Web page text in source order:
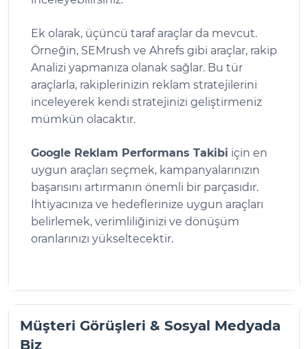
Ek olarak, üçüncü taraf araçlar da mevcut.
Örneğin, SEMrush ve Ahrefs gibi araçlar, rakip
Analizi yapmanıza olanak sağlar. Bu tür
araçlarla, rakiplerinizin reklam stratejilerini
inceleyerek kendi stratejinizi geliştirmeniz
mümkün olacaktır.
Google Reklam Performans Takibi için en
uygun araçları seçmek, kampanyalarınızın
başarısını artırmanın önemli bir parçasıdır.
İhtiyacınıza ve hedeflerinize uygun araçları
belirlemek, verimliliğinizi ve dönüşüm
oranlarınızı yükseltecektir.
Müşteri Görüşleri & Sosyal Medyada
Biz